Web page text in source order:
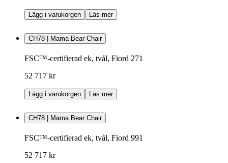
Lägg i varukorgen Läs mer
CH78 | Mama Bear Chair
FSC™-certifierad ek, tvål, Fiord 271
52 717 kr
Lägg i varukorgen Läs mer
CH78 | Mama Bear Chair
FSC™-certifierad ek, tvål, Fiord 991
52 717 kr